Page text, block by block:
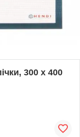
300 x 400